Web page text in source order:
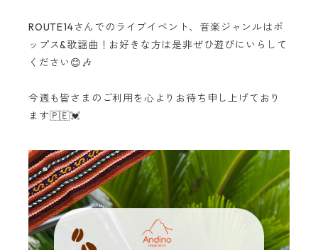
ROUTE14さんでのライブイベント、音楽ジャンルはポ
ップス&歌謡曲！お好きな方は是非ぜひ遊びにいらして
ください😊🎶
今週も皆さまのご利用を心よりお待ち申し上げており
ます🇵🇪💓